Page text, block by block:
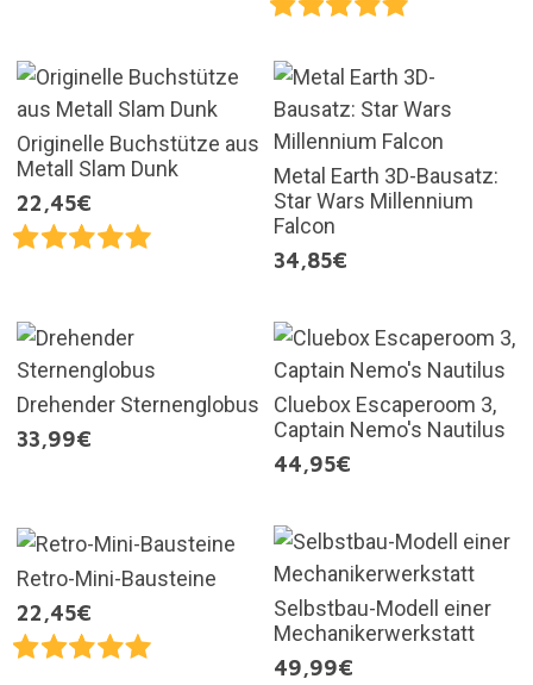
Originelle Buchstütze aus
Metall Slam Dunk
22,45€
Metal Earth 3D-Bausatz:
Star Wars Millennium
Falcon
34,85€
Drehender Sternenglobus
33,99€
Cluebox Escaperoom 3,
Captain Nemo's Nautilus
44,95€
Retro-Mini-Bausteine
22,45€
Selbstbau-Modell einer
Mechanikerwerkstatt
49,99€